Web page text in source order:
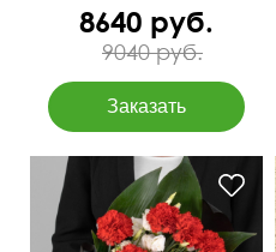
8640 руб.
9040 руб.